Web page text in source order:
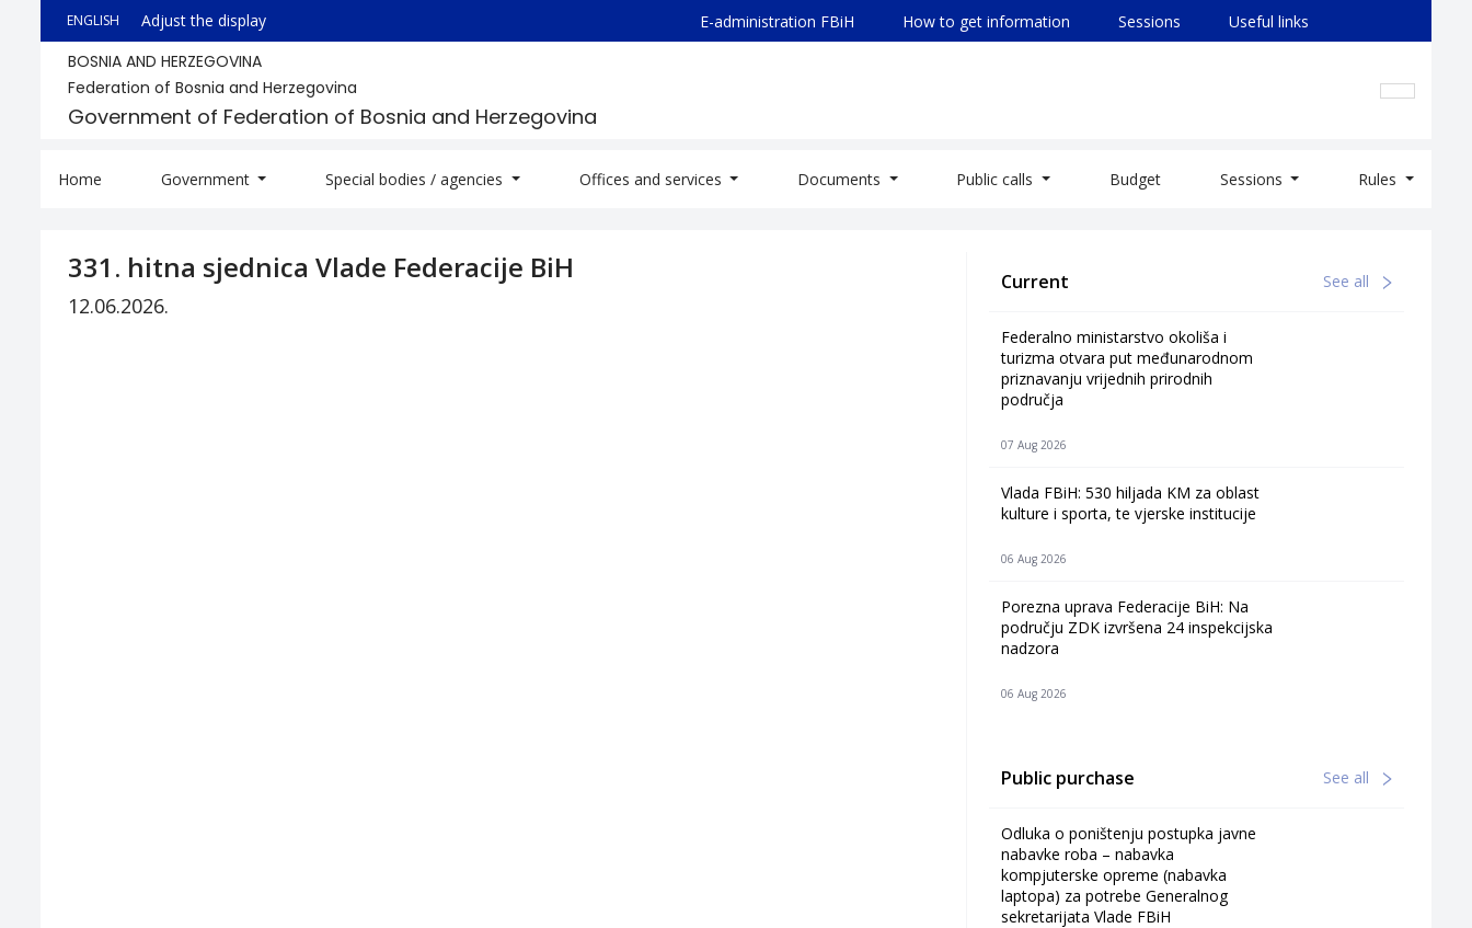
ENGLISH Adjust the display E-administration FBiH How to get information Sessions Useful links
BOSNIA AND HERZEGOVINA
Federation of Bosnia and Herzegovina
Government of Federation of Bosnia and Herzegovina
Home Government Special bodies / agencies Offices and services Documents Public calls Budget Sessions Rules
331. hitna sjednica Vlade Federacije BiH
12.06.2026.
Current See all
Federalno ministarstvo okoliša i
turizma otvara put međunarodnom
priznavanju vrijednih prirodnih
područja
07 Aug 2026
Vlada FBiH: 530 hiljada KM za oblast
kulture i sporta, te vjerske institucije
06 Aug 2026
Porezna uprava Federacije BiH: Na
području ZDK izvršena 24 inspekcijska
nadzora
06 Aug 2026
Public purchase See all
Odluka o poništenju postupka javne
nabavke roba – nabavka
kompjuterske opreme (nabavka
laptopa) za potrebe Generalnog
sekretarijata Vlade FBiH